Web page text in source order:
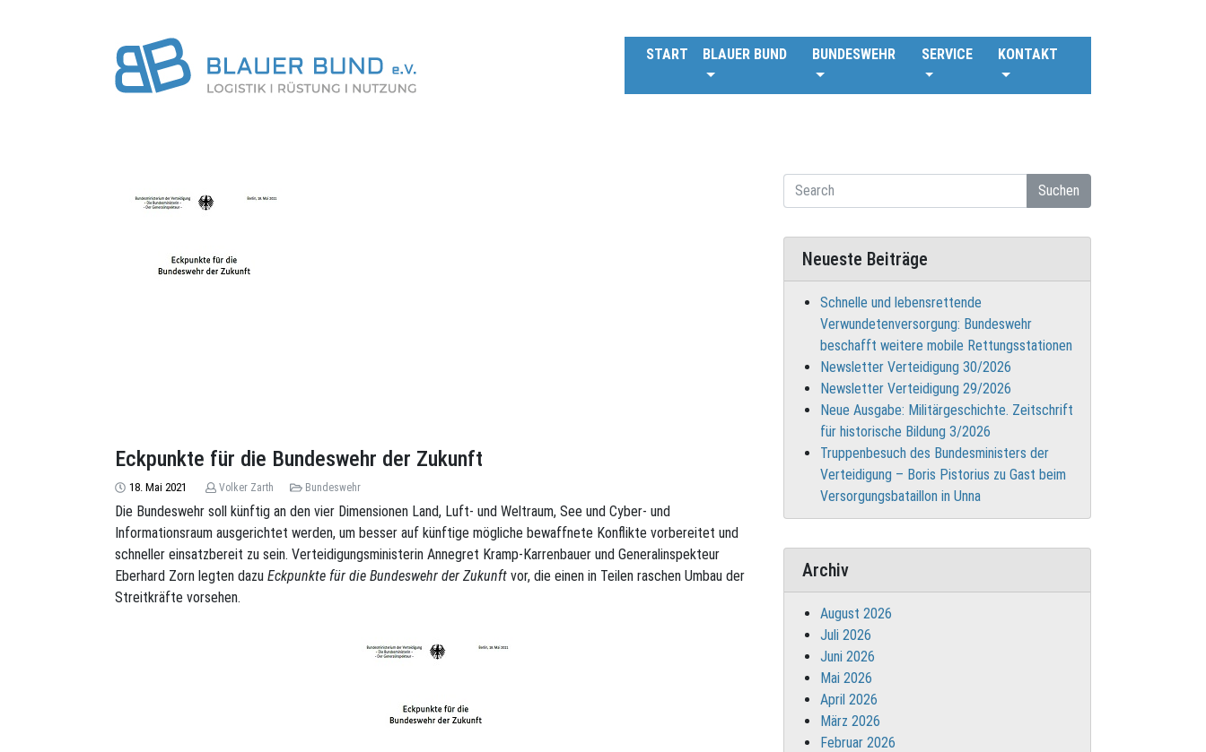
START BLAUER BUND BUNDESWEHR SERVICE KONTAKT
Eckpunkte für die Bundeswehr der Zukunft
18. Mai 2021 Volker Zarth Bundeswehr
Die Bundeswehr soll künftig an den vier Dimensionen Land, Luft- und Weltraum, See und Cyber- und
Informationsraum ausgerichtet werden, um besser auf künftige mögliche bewaffnete Konflikte vorbereitet und
schneller einsatzbereit zu sein. Verteidigungsministerin Annegret Kramp-Karrenbauer und Generalinspekteur
Eberhard Zorn legten dazu Eckpunkte für die Bundeswehr der Zukunft vor, die einen in Teilen raschen Umbau der
Streitkräfte vorsehen.
Suchen
Neueste Beiträge
Schnelle und lebensrettende
Verwundetenversorgung: Bundeswehr
beschafft weitere mobile Rettungsstationen
Newsletter Verteidigung 30/2026
Newsletter Verteidigung 29/2026
Neue Ausgabe: Militärgeschichte. Zeitschrift
für historische Bildung 3/2026
Truppenbesuch des Bundesministers der
Verteidigung – Boris Pistorius zu Gast beim
Versorgungsbataillon in Unna
Archiv
August 2026
Juli 2026
Juni 2026
Mai 2026
April 2026
März 2026
Februar 2026